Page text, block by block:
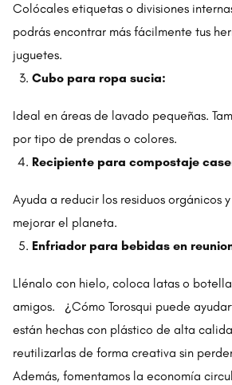
Colócales etiquetas o divisiones
podrás encontrar más fácilmente tus
juguetes.
Cubo para ropa sucia:
Ideal en áreas de lavado pequeñas.
por tipo de prendas o colores.
Recipiente para compostaje
Ayuda a reducir los residuos orgánicos
mejorar el planeta.
Enfriador para bebidas en
Llénalo con hielo, coloca latas o
amigos. ¿Cómo Torosqui puede
están hechas con plástico de alta
reutilizarlas de forma creativa sin
Además, fomentamos la economía